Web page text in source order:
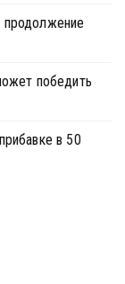
победить
в 50